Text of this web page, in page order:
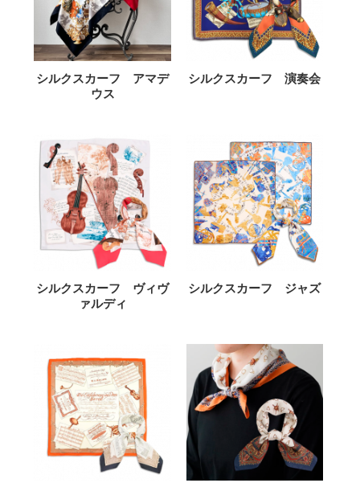
シルクスカーフ アマデ
ウス
シルクスカーフ 演奏会
シルクスカーフ ヴィヴ
ァルディ
シルクスカーフ ジャズ